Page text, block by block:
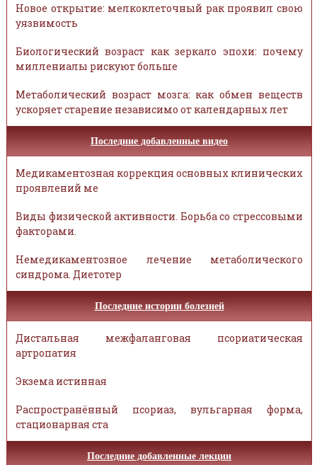
Новое открытие: мелкоклеточный рак проявил свою
уязвимость
Биологический возраст как зеркало эпохи: почему
миллениалы рискуют больше
Метаболический возраст мозга: как обмен веществ
ускоряет старение независимо от календарных лет
Последние добавленные видео
Медикаментозная коррекция основных клинических
проявлений ме
Виды физической активности. Борьба со стрессовыми
факторами.
Немедикаментозное лечение метаболического
синдрома. Диетотер
Последние истории болезней
Дистальная межфаланговая псориатическая
артропатия
Экзема истинная
Распространённый псориаз, вульгарная форма,
стационарная ста
Последние добавленные лекции